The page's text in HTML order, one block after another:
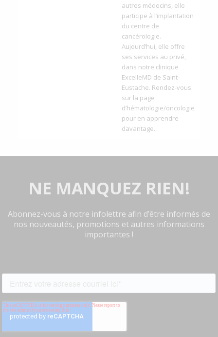
autres médecins, elle
participe à l’implantation
du centre de
cancérologie.
Aujourd’hui, elle offre
ses services au privé,
dans notre clinique
ExcelleMD de Saint-
Eustache. Rendez-vous
sur la page
d’hématologie/oncologie
pour en apprendre
davantage.
NE MANQUEZ RIEN!
Abonnez-vous à notre infolettre afin d’être informés de
nos nouveautés, promotions et autres informations
importantes !